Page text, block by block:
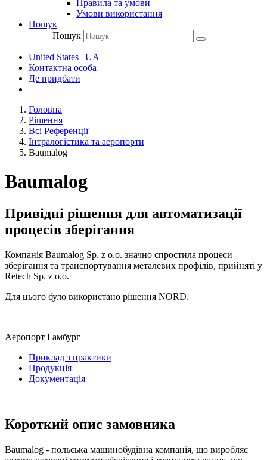
Правила та умови
Умови використання
Пошук
Пошук
United States | UA
Контактна особа
Де придбати
Головна
Рішення
Всі Референції
Інтралогістика та аеропорти
Baumalog
Baumalog
Привідні рішення для автоматизації
процесів зберігання
Компанія Baumalog Sp. z o.o. значно спростила процеси
зберігання та транспортування металевих профілів, прийняті у
Retech Sp. z o.o.
Для цього було використано рішення NORD.
Аеропорт Гамбург
Приклад з практики
Продукція
Документація
Короткий опис замовника
Baumalog - польська машинобудівна компанія, що виробляє